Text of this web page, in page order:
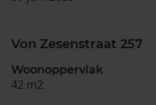
Von Zesenstraat 257
Woonoppervlak
42 m2